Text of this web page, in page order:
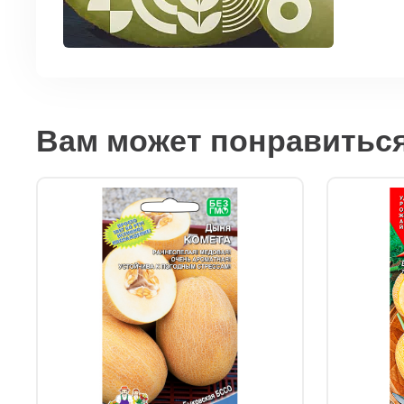
Вам может